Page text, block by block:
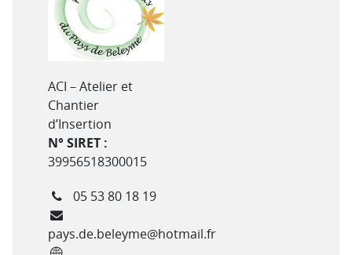
Type de structure
ACI – Atelier et
Chantier
d’Insertion
N° SIRET :
39956518300015
Téléphone
05 53 80 18 19
Courriel
pays.de.beleyme@hotmail.fr